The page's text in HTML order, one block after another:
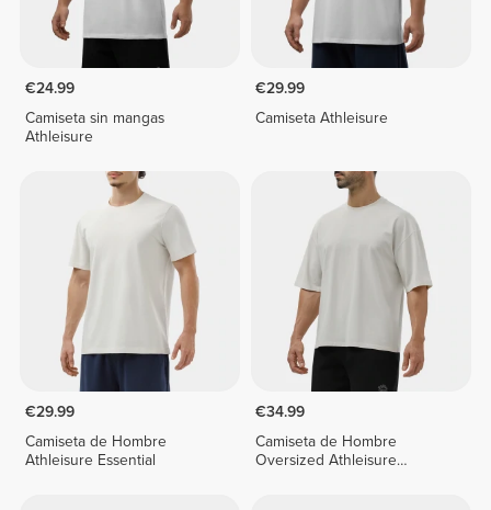
€24.99
Camiseta sin mangas
Athleisure
€29.99
Camiseta Athleisure
€29.99
Camiseta de Hombre
Athleisure Essential
€34.99
Camiseta de Hombre
Oversized Athleisure